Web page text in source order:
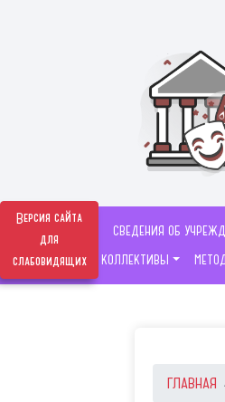
Версия сайта
для
слабовидящих
СВЕДЕНИЯ ОБ
ТВОРЧЕСКИЕ КОЛЛЕКТИВЫ
ГЛАВНАЯ